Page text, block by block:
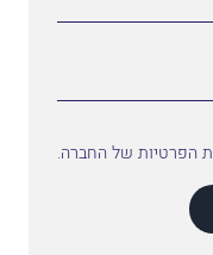
הפרטיות של החברה.